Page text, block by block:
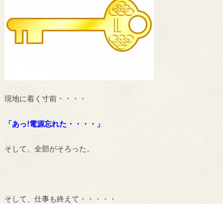
現地に着く寸前・・・・
「あっ!電源忘れた・・・・」
そして、全部がそろった。
そして、仕事も終えて・・・・・